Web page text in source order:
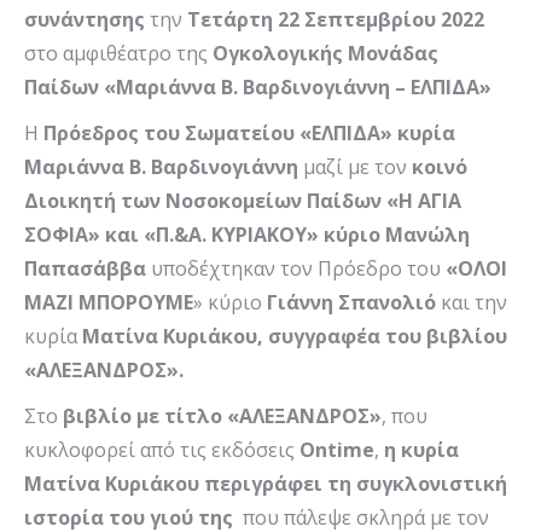
συνάντησης την Τετάρτη 22 Σεπτεμβρίου 2022
στο αμφιθέατρο της Ογκολογικής Μονάδας
Παίδων «Μαριάννα Β. Βαρδινογιάννη – ΕΛΠΙΔΑ»
Η Πρόεδρος του Σωματείου «ΕΛΠΙΔΑ» κυρία
Μαριάννα Β. Βαρδινογιάννη μαζί με τον κοινό
Διοικητή των Νοσοκομείων Παίδων «Η ΑΓΙΑ
ΣΟΦΙΑ» και «Π.&Α. ΚΥΡΙΑΚΟΥ» κύριο Μανώλη
Παπασάββα υποδέχτηκαν τον Πρόεδρο του «ΟΛΟΙ
ΜΑΖΙ ΜΠΟΡΟΥΜΕ» κύριο Γιάννη Σπανολιό και την
κυρίαΜατίνα Κυριάκου, συγγραφέα του βιβλίου
«ΑΛΕΞΑΝΔΡΟΣ».
Στο βιβλίο με τίτλο «ΑΛΕΞΑΝΔΡΟΣ», που
κυκλοφορεί από τις εκδόσεις Ontime, η κυρία
Ματίνα Κυριάκου περιγράφει τη συγκλονιστική
ιστορία του γιού της που πάλεψε σκληρά με τον